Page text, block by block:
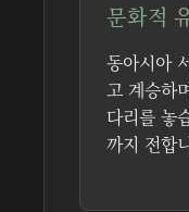
문화적
동아시아
고 계승하
다리를 놓
까지 전합